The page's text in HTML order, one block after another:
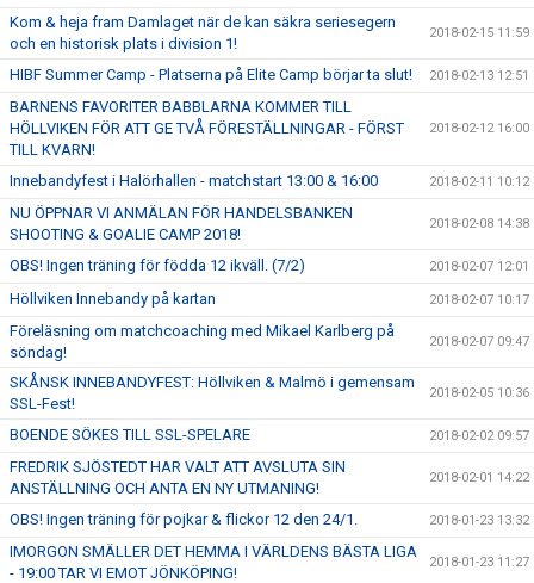
Kom & heja fram Damlaget när de kan säkra seriesegern
och en historisk plats i division 1!
2018-02-15 11:59
HIBF Summer Camp - Platserna på Elite Camp börjar ta slut! 2018-02-13 12:51
BARNENS FAVORITER BABBLARNA KOMMER TILL
HÖLLVIKEN FÖR ATT GE TVÅ FÖRESTÄLLNINGAR - FÖRST
TILL KVARN!
2018-02-12 16:00
Innebandyfest i Halörhallen - matchstart 13:00 & 16:00 2018-02-11 10:12
NU ÖPPNAR VI ANMÄLAN FÖR HANDELSBANKEN
SHOOTING & GOALIE CAMP 2018!
2018-02-08 14:38
OBS! Ingen träning för födda 12 ikväll. (7/2) 2018-02-07 12:01
Höllviken Innebandy på kartan 2018-02-07 10:17
Föreläsning om matchcoaching med Mikael Karlberg på
söndag!
2018-02-07 09:47
SKÅNSK INNEBANDYFEST: Höllviken & Malmö i gemensam
SSL-Fest!
2018-02-05 10:36
BOENDE SÖKES TILL SSL-SPELARE 2018-02-02 09:57
FREDRIK SJÖSTEDT HAR VALT ATT AVSLUTA SIN
ANSTÄLLNING OCH ANTA EN NY UTMANING!
2018-02-01 14:22
OBS! Ingen träning för pojkar & flickor 12 den 24/1. 2018-01-23 13:32
IMORGON SMÄLLER DET HEMMA I VÄRLDENS BÄSTA LIGA
- 19:00 TAR VI EMOT JÖNKÖPING!
2018-01-23 11:27